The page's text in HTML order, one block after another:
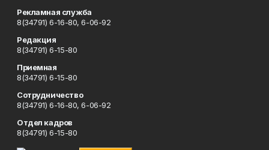
Рекламная служба
8(34791) 6-16-80, 6-06-92
Редакция
8(34791) 6-15-80
Приемная
8(34791) 6-15-80
Сотрудничество
8(34791) 6-16-80, 6-06-92
Отдел кадров
8(34791) 6-15-80